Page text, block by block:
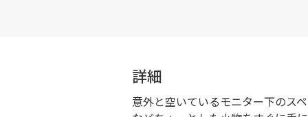
詳細
意外と空いているモニター下のス